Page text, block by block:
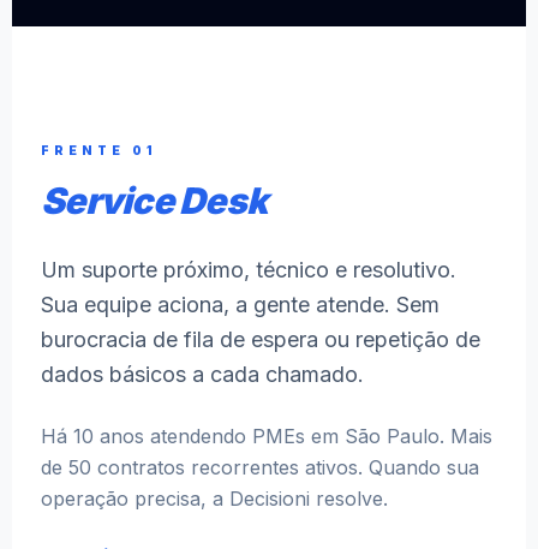
FRENTE 01
Service Desk
Um suporte próximo, técnico e resolutivo.
Sua equipe aciona, a gente atende. Sem
burocracia de fila de espera ou repetição de
dados básicos a cada chamado.
Há 10 anos atendendo PMEs em São Paulo. Mais
de 50 contratos recorrentes ativos. Quando sua
operação precisa, a Decisioni resolve.